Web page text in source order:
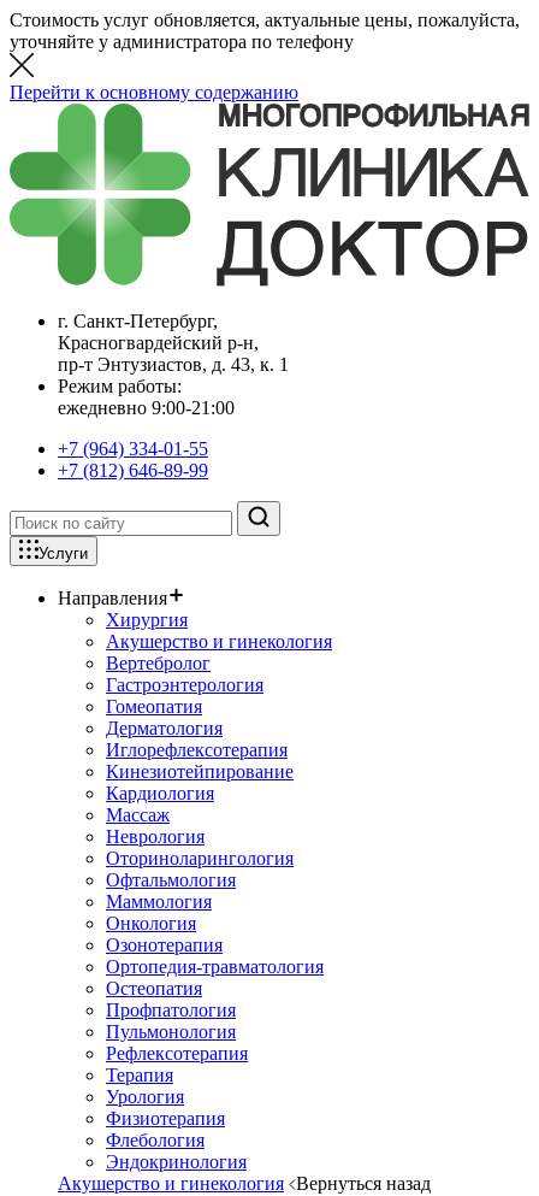
Стоимость услуг обновляется, актуальные цены, пожалуйста,
уточняйте у администратора по телефону
Перейти к основному содержанию
г. Санкт-Петербург,
Красногвардейский р-н,
пр-т Энтузиастов, д. 43, к. 1
Режим работы:
ежедневно 9:00-21:00
+7 (964) 334-01-55
+7 (812) 646-89-99
Услуги
Направления
Хирургия
Акушерство и гинекология
Вертебролог
Гастроэнтерология
Гомеопатия
Дерматология
Иглорефлексотерапия
Кинезиотейпирование
Кардиология
Массаж
Неврология
Оториноларингология
Офтальмология
Маммология
Онкология
Озонотерапия
Ортопедия-травматология
Остеопатия
Профпатология
Пульмонология
Рефлексотерапия
Терапия
Урология
Физиотерапия
Флебология
Эндокринология
Акушерство и гинекология Вернуться назад